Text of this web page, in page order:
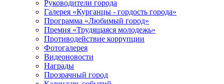
Руководители города
Галерея «Курганцы - гордость города»
Программа «Любимый город»
Премия «Трудящаяся молодежь»
Противодействие коррупции
Фотогалерея
Видеоновости
Награды
Прозрачный город